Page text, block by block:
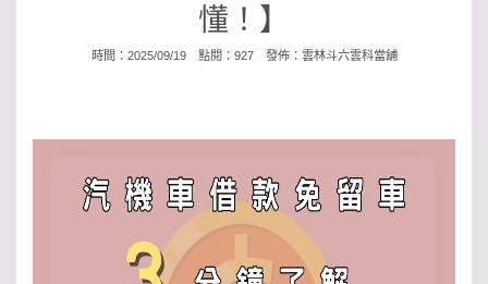
懂！】
時間：2025/09/19 點閱：927 發佈： 雲林斗六雲科當舖